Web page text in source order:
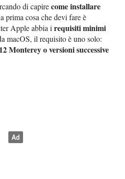
di capirecome installare
prima cosa che devi fare è
Apple abbia irequisiti minimi
macOS, il requisito è uno solo:
Monterey o versioni successive